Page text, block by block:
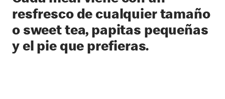
resfresco de cualquier tamaño
o sweet tea, papitas pequeñas
y el pie que prefieras.